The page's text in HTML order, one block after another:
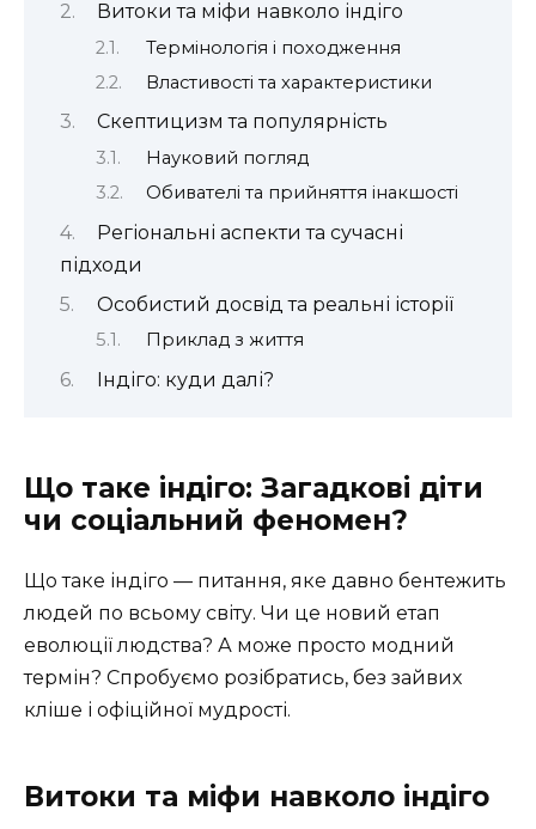
Витоки та міфи навколо індіго
Термінологія і походження
Властивості та характеристики
Скептицизм та популярність
Науковий погляд
Обивателі та прийняття інакшості
Регіональні аспекти та сучасні
підходи
Особистий досвід та реальні історії
Приклад з життя
Індіго: куди далі?
Що таке індіго: Загадкові діти
чи соціальний феномен?
Що таке індіго — питання, яке давно бентежить
людей по всьому світу. Чи це новий етап
еволюції людства? А може просто модний
термін? Спробуємо розібратись, без зайвих
кліше і офіційної мудрості.
Витоки та міфи навколо індіго